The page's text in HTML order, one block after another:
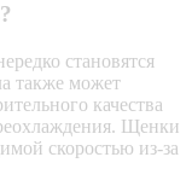
становятся
также может
качества
Щенки
скоростью из-за